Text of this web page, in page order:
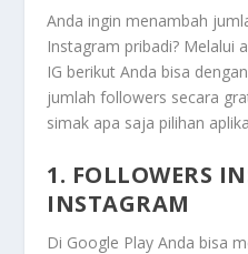
Anda ingin menambah
Instagram pribadi? Melalui
IG berikut Anda bisa
jumlah followers secara
simak apa saja pilihan
1. FOLLOWERS
INSTAGRAM
Di Google Play Anda bisa